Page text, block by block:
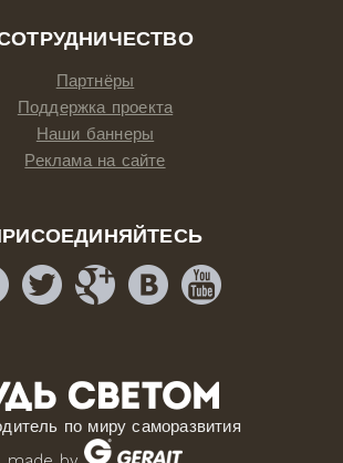
Партнёры
Поддержка проекта
Наши баннеры
Реклама на сайте
по миру саморазвития